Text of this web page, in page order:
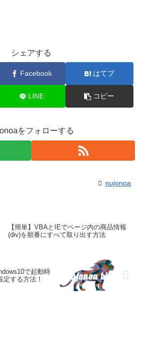
シェアする
Facebook はてブ
LINE コピー
をフォローする
nujonoa
【簡単】VBAとIEでページ内の商品情報
(div)を順番にすべて取り出す方法
で起動時
定する方法！